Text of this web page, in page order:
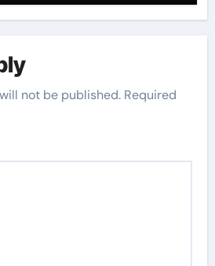
not be published. Required